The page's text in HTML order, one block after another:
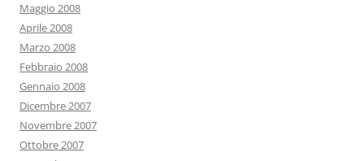
Maggio 2008
Aprile 2008
Marzo 2008
Febbraio 2008
Gennaio 2008
Dicembre 2007
Novembre 2007
Ottobre 2007